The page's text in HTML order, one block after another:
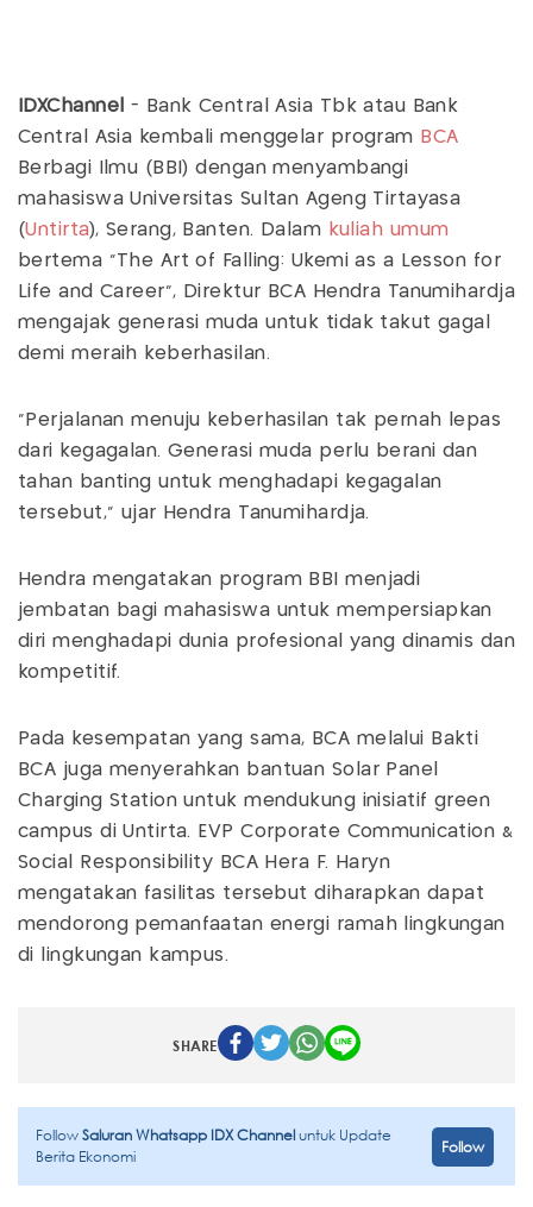
IDXChannel -
Bank Central Asia Tbk atau Bank
Central Asia kembali menggelar program BCA
Berbagi Ilmu (BBI) dengan menyambangi
mahasiswa Universitas Sultan Ageng Tirtayasa
(Untirta), Serang, Banten. Dalam kuliah umum
bertema “The Art of Falling: Ukemi as a Lesson for
Life and Career”, Direktur BCA Hendra Tanumihardja
mengajak generasi muda untuk tidak takut gagal
demi meraih keberhasilan.
“Perjalanan menuju keberhasilan tak pernah lepas
dari kegagalan. Generasi muda perlu berani dan
tahan banting untuk menghadapi kegagalan
tersebut,” ujar Hendra Tanumihardja.
Hendra mengatakan program BBI menjadi
jembatan bagi mahasiswa untuk mempersiapkan
diri menghadapi dunia profesional yang dinamis dan
kompetitif.
Pada kesempatan yang sama, BCA melalui Bakti
BCA juga menyerahkan bantuan Solar Panel
Charging Station untuk mendukung inisiatif green
campus di Untirta. EVP Corporate Communication &
Social Responsibility BCA Hera F. Haryn
mengatakan fasilitas tersebut diharapkan dapat
mendorong pemanfaatan energi ramah lingkungan
di lingkungan kampus.
SHARE
FollowSaluran Whatsapp IDX Channeluntuk Update
Berita Ekonomi
Follow